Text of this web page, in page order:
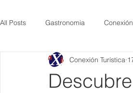
All Posts Gastronomia
Conexión Turística